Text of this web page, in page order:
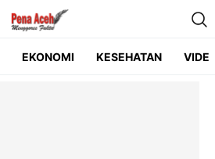
EKONOMI KESEHATAN